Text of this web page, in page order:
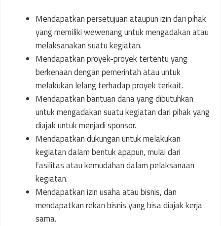
Mendapatkan persetujuan ataupun izin dari pihak
yang memiliki wewenang untuk mengadakan atau
melaksanakan suatu kegiatan.
Mendapatkan proyek-proyek tertentu yang
berkenaan dengan pemerintah atau untuk
melakukan lelang terhadap proyek terkait.
Mendapatkan bantuan dana yang dibutuhkan
untuk mengadakan suatu kegiatan dari pihak yang
diajak untuk menjadi sponsor.
Mendapatkan dukungan untuk melakukan
kegiatan dalam bentuk apapun, mulai dari
fasilitas atau kemudahan dalam pelaksanaan
kegiatan.
Mendapatkan izin usaha atau bisnis, dan
mendapatkan rekan bisnis yang bisa diajak kerja
sama.